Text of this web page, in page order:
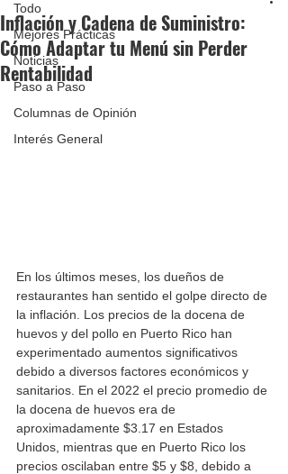
Todo
Mejores Prácticas
Noticias
Paso a Paso
Columnas de Opinión
Interés General
Inflación y Cadena de Suministro:
Cómo Adaptar tu Menú sin Perder
Rentabilidad
En los últimos meses, los dueños de
restaurantes han sentido el golpe directo de
la inflación. Los precios de la docena de
huevos y del pollo en Puerto Rico han
experimentado aumentos significativos
debido a diversos factores económicos y
sanitarios. En el 2022 el precio promedio de
la docena de huevos era de
aproximadamente $3.17 en Estados
Unidos, mientras que en Puerto Rico los
precios oscilaban entre $5 y $8, debido a